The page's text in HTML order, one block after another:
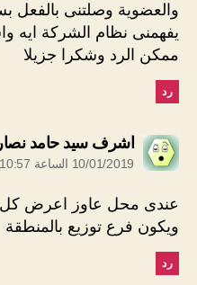
والعضوية وصلتنى بالفعل
يفهمنى نظام الشركة ايه
ممكن الرد وشكرا جزيلا
رد
اشرف سيد حامد نصار
10/01/2019 الساعة 10:57 ص
عندى محل عاوز اعرض
ويكون فرع توزيع بالمنطقة
رد